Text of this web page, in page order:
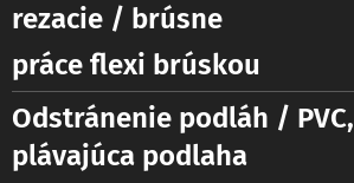
rezacie / brúsne
práce flexi brúskou
Odstránenie podláh / PVC,
plávajúca podlaha